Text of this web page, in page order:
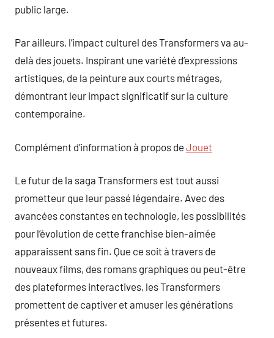
public large.
Par ailleurs, l’impact culturel des Transformers va au-
delà des jouets. Inspirant une variété d’expressions
artistiques, de la peinture aux courts métrages,
démontrant leur impact significatif sur la culture
contemporaine.
Complément d’information à propos de Jouet
Le futur de la saga Transformers est tout aussi
prometteur que leur passé légendaire. Avec des
avancées constantes en technologie, les possibilités
pour l’évolution de cette franchise bien-aimée
apparaissent sans fin. Que ce soit à travers de
nouveaux films, des romans graphiques ou peut-être
des plateformes interactives, les Transformers
promettent de captiver et amuser les générations
présentes et futures.